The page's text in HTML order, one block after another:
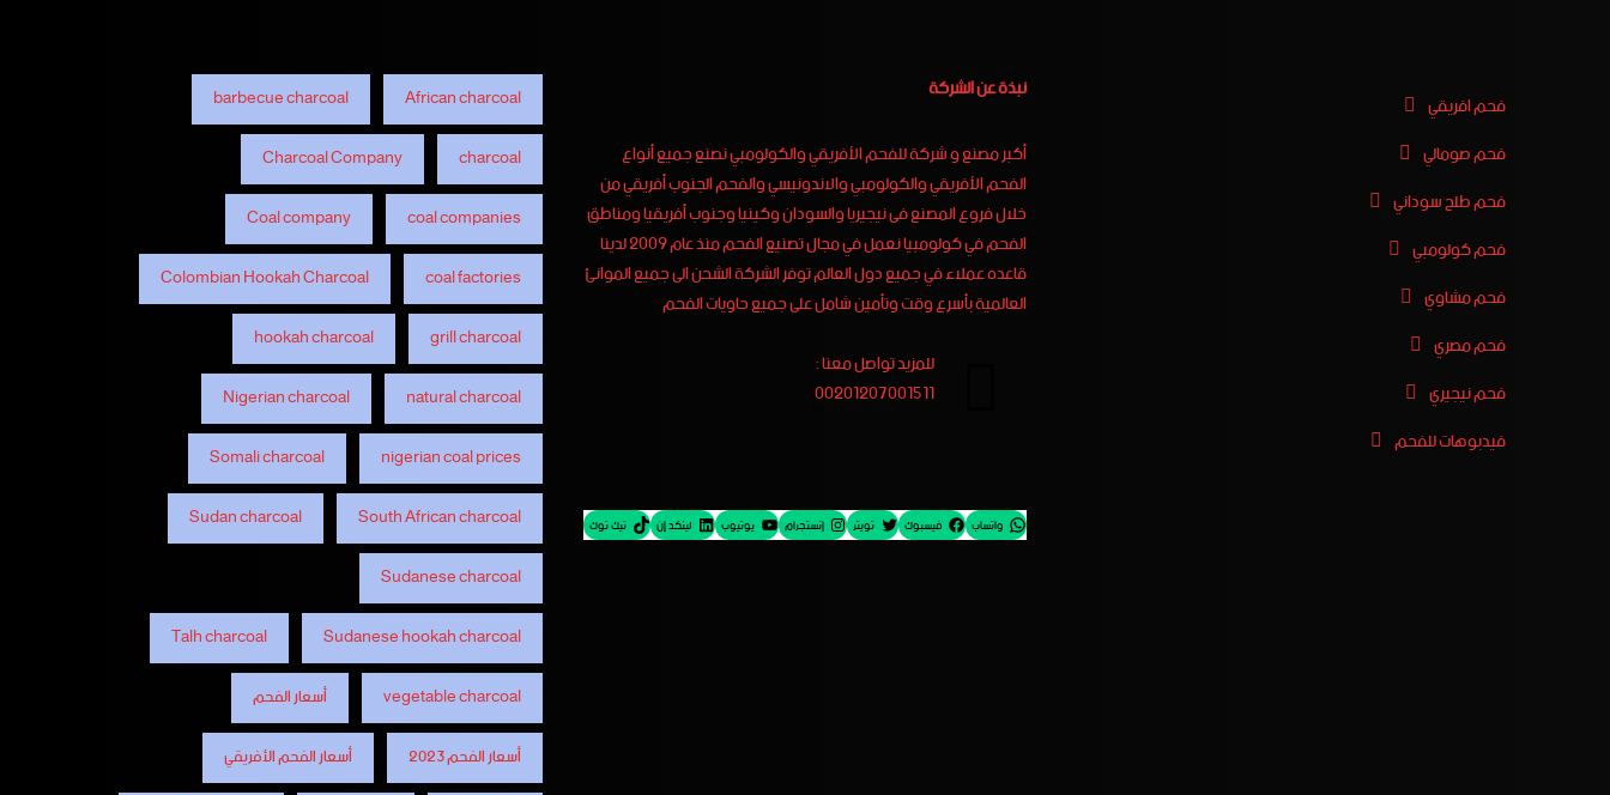
فحم افريقي
فحم صومالي
فحم طلح سوداني
فحم كولومبي
فحم مشاوي
فحم مصري
فحم نيجيري
فيدبوهات للفحم
نبذة عن الشركة
أكبر مصنع و شركة للفحم الأفريقي والكولومبي نصنع جميع أنواع
الفحم الأفريقي والكولومبي والاندونيسي والفحم الجنوب أفريقي من
خلال فروع المصنع فى نيجيريا والسودان وكينيا وجنوب أفريقيا ومناطق
الفحم في كولومبيا نعمل في مجال تصنيع الفحم منذ عام 2009 لدينا
قاعده عملاء في جميع دول العالم توفر الشركة الشحن الى جميع الموانئ
العالمية بأسرع وقت وتأمين شامل على جميع حاويات الفحم
للمزيد تواصل معنا :
00201207001511
واتساب فيسبوك تويتر إنستجرام يوتيوب لينكد إن تيك توك
African charcoal
barbecue charcoal
charcoal
Charcoal Company
coal companies
Coal company
coal factories
Colombian Hookah Charcoal
grill charcoal
hookah charcoal
natural charcoal
Nigerian charcoal
nigerian coal prices
Somali charcoal
South African charcoal
Sudan charcoal
Sudanese charcoal
Sudanese hookah charcoal
Talh charcoal
vegetable charcoal
أسعار الفحم
أسعار الفحم 2023
أسعار الفحم الأفريقي